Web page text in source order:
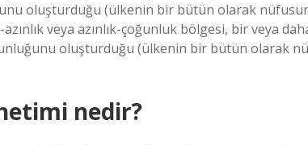
oluşturduğu (ülkenin bir bütün olarak
veya azınlık-çoğunluk bölgesi, bir veya
oluşturduğu (ülkenin bir bütün olarak
nedir?